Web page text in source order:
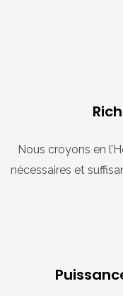
Nous croyons en
nécessaires et